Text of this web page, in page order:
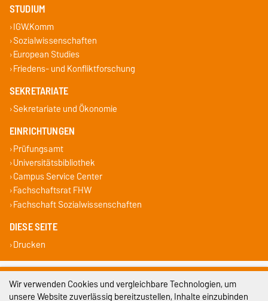
STUDIUM
IGW.Komm
Sozialwissenschaften
European Studies
Friedens- und Konfliktforschung
SEKRETARIATE
Sekretariate und Ökonomie
EINRICHTUNGEN
Prüfungsamt
Universitätsbibliothek
Campus Service Center
Fachschaftsrat FHW
Fachschaft Sozialwissenschaften
DIESE SEITE
Drucken
Impressum
Datenschutz
Wir verwenden Cookies und vergleichbare Technologien, um
unsere Website zuverlässig bereitzustellen, Inhalte einzubinden